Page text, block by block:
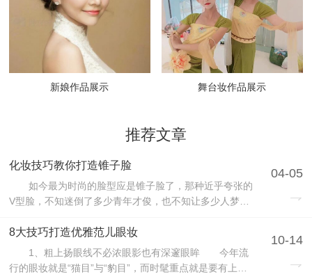
新娘作品展示 舞台妆作品展示
推荐文章
化妆技巧教你打造锥子脸
如今最为时尚的脸型应是锥子脸了，那种近乎夸张的
V型脸，不知迷倒了多少青年才俊，也不知让多少人梦寐
己也可以拥有那傲人的瓜子脸或者锥型脸，别着急，今
天，我们平顶山化妆学校就教会你，不论你现在的脸型有
多圆，只要掌握了我们教你的化妆技巧，那你一定会...
04-05
8大技巧打造优雅范儿眼妆
1、粗上扬眼线不必浓眼影也有深邃眼眸 今年流
行的眼妆就是“猫目”与“豹目”，而时髦重点就是要有上扬
10-14